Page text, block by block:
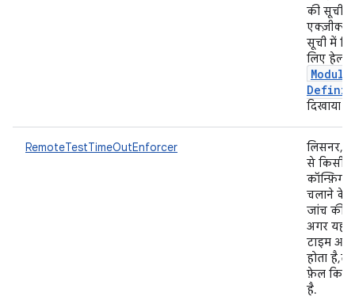
की सूची
सूची में
लिए
Module
दिखाया
RemoteTestTimeOutEnforcer
लिसनर,
से किसी
चलाने के
जांच की
अगर यह
टाइम
होता है,
फ़ेल
है.